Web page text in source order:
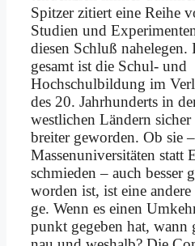
Spit­zer zi­tiert ei­ne Rei­he
Stu­di­en und
die­sen Schluß
ge­samt ist die Schul- und
Hochschul­bildung im
des 20. Jahr­hun­derts in
west­li­chen Län­dern
brei­ter ge­wor­den. Ob sie –
Mas­sen­uni­ver­si­tä­ten statt
schmie­den – auch bes­ser
wor­den ist, ist ei­ne
ge. Wenn es ei­nen
punkt ge­ge­ben hat, wann